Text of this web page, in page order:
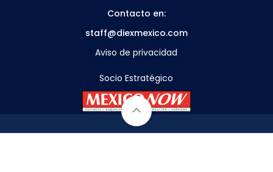
Contacto en:
staff@diexmexico.com
Aviso de privacidad
Socio Estratégico